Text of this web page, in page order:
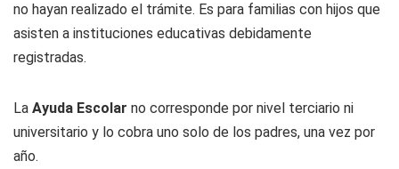
no hayan realizado el trámite. Es para familias con hijos que
asisten a instituciones educativas debidamente
registradas.
La Ayuda Escolar no corresponde por nivel terciario ni
universitario y lo cobra uno solo de los padres, una vez por
año.